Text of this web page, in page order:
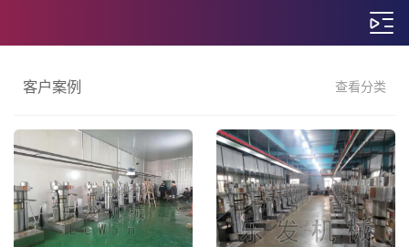
客户案例 查看分类